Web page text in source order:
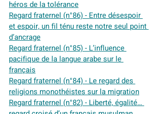
héros de la tolérance
Regard fraternel (n°86) - Entre désespoir
et espoir, un fil ténu reste notre seul point
d’ancrage
Regard fraternel (n°85) - L’influence
pacifique de la langue arabe sur le
français
Regard fraternel (n°84) - Le regard des
religions monothéistes sur la migration
Regard fraternel (n°82) - Liberté, égalité…